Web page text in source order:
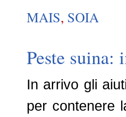
MAIS, SOIA
Peste
In arrivo gli
per contenere